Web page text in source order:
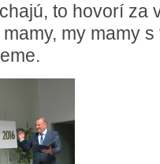
to hovorí za
my mamy